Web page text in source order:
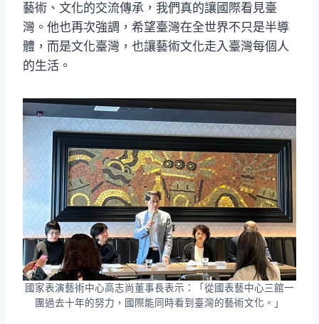
藝術、文化的交流傳承，我們真的讓國際看見臺
灣。他也再次強調，希望臺灣在全世界不只是半導
體，而是文化臺灣，也讓藝術文化走入臺灣每個人
的生活。
國家表演藝術中心高志尚董事長表示：「從國表藝中心三館一
團過去十年的努力，國際能同時看到臺灣的藝術文化。」